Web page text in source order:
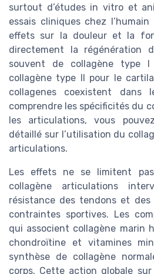
surtout d’études in vitro et
essais cliniques chez
effets sur la douleur et la
directement la régénération
souvent de collagène type
collagène type II pour le
collagenes coexistent dans
comprendre les spécificités du
les articulations, vous
détaillé sur l’utilisation du
articulations.
Les effets ne se limitent
collagène articulations
résistance des tendons et des
contraintes sportives. Les
qui associent collagène marin
chondroïtine et vitamines
synthèse de collagène
corps. Cette action globale